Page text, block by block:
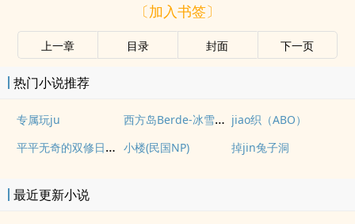
〔加入书签〕
上一章 目录 封面 下一页
热门小说推荐
专属玩ju 西方岛Berde-冰雪边陲的女儿 jiao织（ABO）
平平无奇的双修日常（1v1） 小楼(民国NP) 掉jin兔子洞
最近更新小说